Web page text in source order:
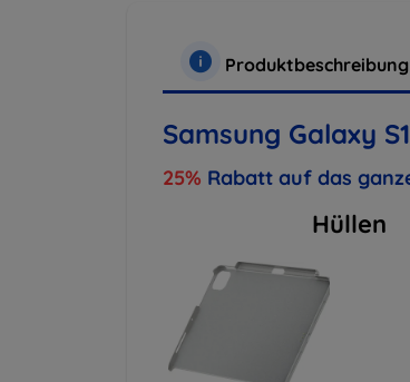
Produktbeschreibung
Samsung Galaxy
25% Rabatt auf das
Hüllen